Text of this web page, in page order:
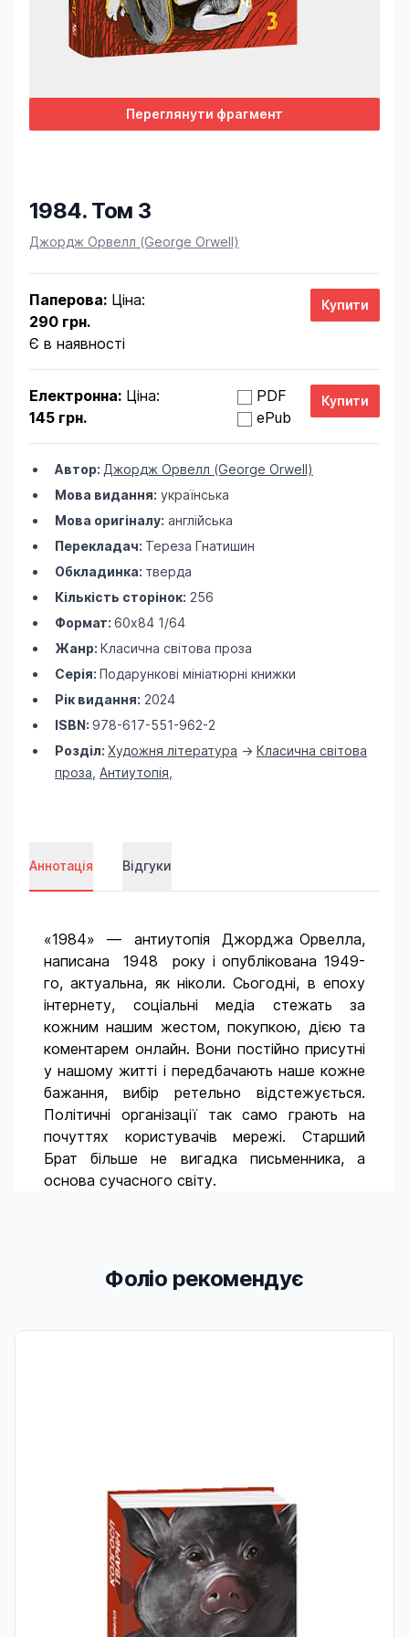
Переглянути фрагмент
1984. Том 3
Product information
Джордж Орвелл (George Orwell)
Паперова: Ціна:
290 грн.
Є в наявності
Електронна: Ціна:
145 грн.
PDF
ePub
Автор: Джордж Орвелл (George Orwell)
Мова видання: українська
Мова оригіналу: англійська
Перекладач: Тереза Гнатишин
Обкладинка: тверда
Кількість сторінок: 256
Формат: 60х84 1/64
Жанр: Класична світова проза
Серія: Подарункові мініатюрні книжки
Рік видання: 2024
ISBN: 978-617-551-962-2
Розділ: Художня література -> Класична світова
проза Антиутопія
Аннотація Відгуки
«1984» — антиутопія Джорджа Орвелла,
написана 1948 року і опублікована 1949-
го, актуальна, як ніколи. Сьогодні, в епоху
інтернету, соціальні медіа стежать за
кожним нашим жестом, покупкою, дією та
коментарем онлайн. Вони постійно присутні
у нашому житті і передбачають наше кожне
бажання, вибір ретельно відстежується.
Політичні організації так само грають на
почуттях користувачів мережі. Старший
Брат більше не вигадка письменника, а
основа сучасного світу.
Фоліо рекомендує